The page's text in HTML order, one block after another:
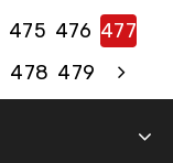
475 476 477
478 479